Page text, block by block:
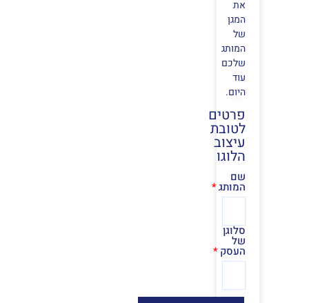
את
המגן
של
המותג
שלכם
עוד
היום.
פרטים
לטובת
עיצוב
הלוגו
שם
המותג
סלוגן
של
העסק